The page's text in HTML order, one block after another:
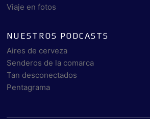
Viaje en fotos
NUESTROS PODCASTS
Aires de cerveza
Senderos de la comarca
Tan desconectados
Pentagrama